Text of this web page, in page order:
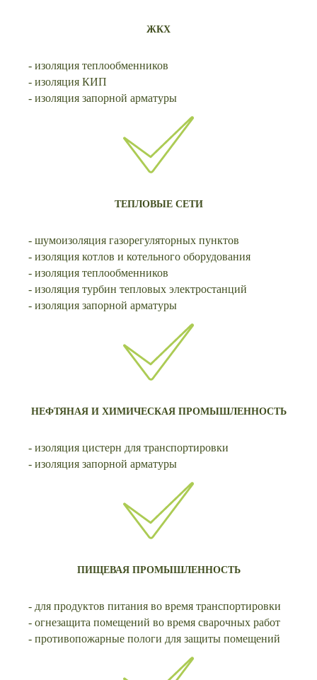
ЖКХ
- изоляция теплообменников
- изоляция КИП
- изоляция запорной арматуры
ТЕПЛОВЫЕ СЕТИ
- шумоизоляция газорегуляторных пунктов
- изоляция котлов и котельного оборудования
- изоляция теплообменников
- изоляция турбин тепловых электростанций
- изоляция запорной арматуры
НЕФТЯНАЯ И ХИМИЧЕСКАЯ ПРОМЫШЛЕННОСТЬ
- изоляция цистерн для транспортировки
- изоляция запорной арматуры
ПИЩЕВАЯ ПРОМЫШЛЕННОСТЬ
- для продуктов питания во время транспортировки
- огнезащита помещений во время сварочных работ
- противопожарные пологи для защиты помещений